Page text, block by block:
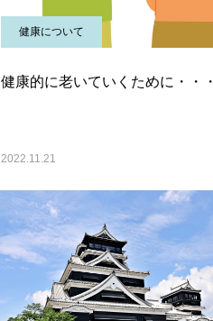
健康について
健康的に老いていくために・・・
2022.11.21